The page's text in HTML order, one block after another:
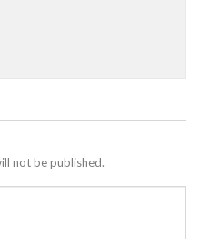
not be published.